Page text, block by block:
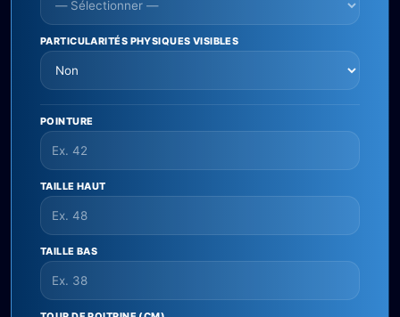
PARTICULARITÉS PHYSIQUES VISIBLES
POINTURE
TAILLE HAUT
TAILLE BAS